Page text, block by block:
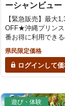
ーシャンビュー
ん〔オールデイ
グ ジノーン〕
【緊急販売】最大
OFF★沖縄プリンス
番お得に利用できる
け！！「ハワイ＆ス
イランド」開催中
県民限定価格
ログインして
遊び・体験